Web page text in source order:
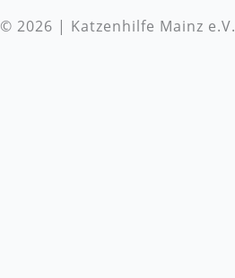
© 2026 | Katzenhilfe Mainz e.V.